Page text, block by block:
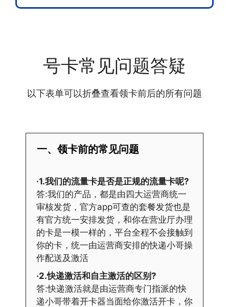
号卡常见问题答疑
以下表单可以折叠查看领卡前后的所有问题
一、领卡前的常见问题
·1.我们的流量卡是否是正规的流量卡呢?
答:我们的产品，都是由四大运营商统一
审核发货，官方app可查的套餐发货也是
有官方统一安排发货，和你在营业厅办理
的卡是一模一样的，平台全程不会接触到
你的卡，统一由运营商安排的快递小哥操
作配送及激活
·2.快递激活和自主激活的区别?
答:快递激活就是由运营商专门指派的快
递小哥带着开卡器当面给你激活开卡，你